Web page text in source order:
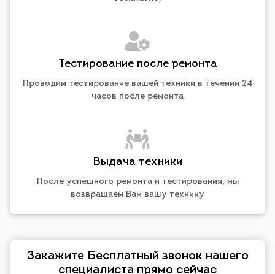
Тестирование после ремонта
Проводим тестирование вашей техники в течении 24
часов после ремонта
Выдача техники
После успешного ремонта и тестирования, мы
возвращаем Вам вашу технику
Закажите Бесплатный звонок нашего
специалиста прямо сейчас